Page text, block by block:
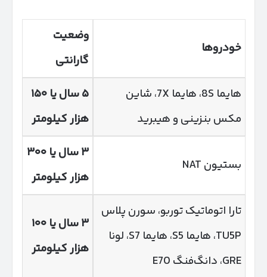
خودروها
وضعیت
گارانتی
هایما 8S، هایما 7X، شاین
مکس بنزینی و هیبرید
۵سال یا۱۵۰
هزار کیلومتر
بستیون NAT
۳سال یا۳۰۰
هزار کیلومتر
تارا اتوماتیک توربو، سورن پلاس
TU5P، هایما S5، هایما S7، لونا
GRE، دانگ‌فنگ E70
۳سال یا۱۰۰
هزار کیلومتر